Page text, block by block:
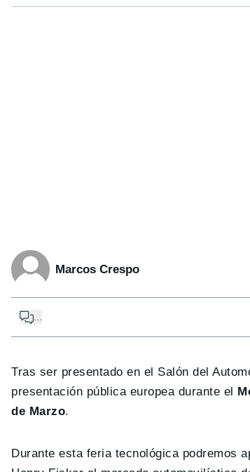
Marcos Crespo
...
Tras ser presentado en el Salón del
presentación pública europea durante el
de Marzo.
Durante esta feria tecnológica podremos